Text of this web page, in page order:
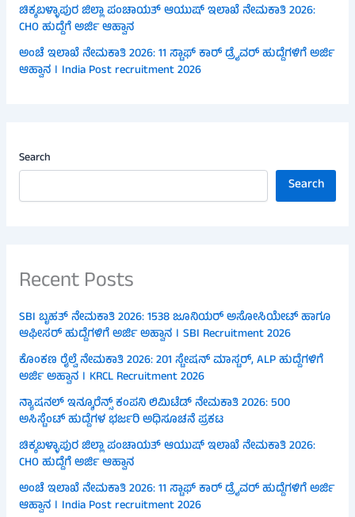
ಚಿಕ್ಕಬಳ್ಳಾಪುರ ಜಿಲ್ಲಾ ಪಂಚಾಯತ್ ಆಯುಷ್ ಇಲಾಖೆ ನೇಮಕಾತಿ 2026:
CHO ಹುದ್ದೆಗೆ ಅರ್ಜಿ ಆಹ್ವಾನ
ಅಂಚೆ ಇಲಾಖೆ ನೇಮಕಾತಿ 2026: 11 ಸ್ಟಾಫ್ ಕಾರ್ ಡ್ರೈವರ್ ಹುದ್ದೆಗಳಿಗೆ ಅರ್ಜಿ
ಆಹ್ವಾನ । India Post recruitment 2026
Search
Search
Recent Posts
SBI ಬೃಹತ್ ನೇಮಕಾತಿ 2026: 1538 ಜೂನಿಯರ್ ಅಸೋಸಿಯೇಟ್ ಹಾಗೂ
ಆಫೀಸರ್ ಹುದ್ದೆಗಳಿಗೆ ಅರ್ಜಿ ಅಹ್ವಾನ । SBI Recruitment 2026
ಕೊಂಕಣ ರೈಲ್ವೆ ನೇಮಕಾತಿ 2026: 201 ಸ್ಟೇಷನ್ ಮಾಸ್ಟರ್, ALP ಹುದ್ದೆಗಳಿಗೆ
ಅರ್ಜಿ ಅಹ್ವಾನ । KRCL Recruitment 2026
ನ್ಯಾಷನಲ್ ಇನ್ಶೂರೆನ್ಸ್ ಕಂಪನಿ ಲಿಮಿಟೆಡ್ ನೇಮಕಾತಿ 2026: 500
ಅಸಿಸ್ಟೆಂಟ್ ಹುದ್ದೆಗಳ ಭರ್ಜರಿ ಅಧಿಸೂಚನೆ ಪ್ರಕಟ
ಚಿಕ್ಕಬಳ್ಳಾಪುರ ಜಿಲ್ಲಾ ಪಂಚಾಯತ್ ಆಯುಷ್ ಇಲಾಖೆ ನೇಮಕಾತಿ 2026:
CHO ಹುದ್ದೆಗೆ ಅರ್ಜಿ ಆಹ್ವಾನ
ಅಂಚೆ ಇಲಾಖೆ ನೇಮಕಾತಿ 2026: 11 ಸ್ಟಾಫ್ ಕಾರ್ ಡ್ರೈವರ್ ಹುದ್ದೆಗಳಿಗೆ ಅರ್ಜಿ
ಆಹ್ವಾನ । India Post recruitment 2026